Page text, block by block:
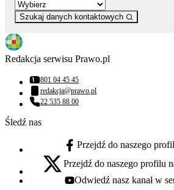
Szukaj danych kontaktowych
Redakcja serwisu Prawo.pl
Numer telefonu:
801 04 45 45
Adres email:
redakcja@prawo.pl
Numer telefonu:
22 535 88 00
Śledź nas
facebook - otwiera się w nowej karcie
Przejdź do naszego
x - otwiera się w nowej karcie
Przejdź do naszego profilu
youtube - otwiera się w nowej karcie
Odwiedź nasz kanał w